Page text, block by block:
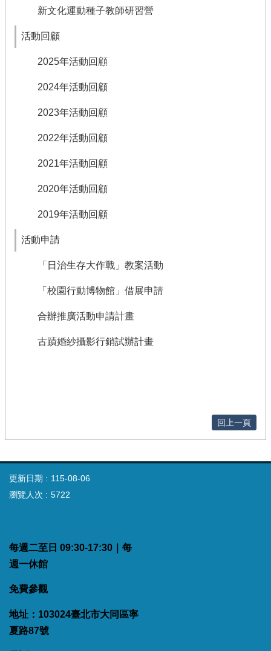
新文化運動種子教師研習營
活動回顧
2025年活動回顧
2024年活動回顧
2023年活動回顧
2022年活動回顧
2021年活動回顧
2020年活動回顧
2019年活動回顧
活動申請
「日治生存大作戰」教案活動
「校園行動博物館」借展申請
合辦推廣活動申請計畫
古蹟婚紗攝影行銷試辦計畫
回上一頁
更新日期
115-08-06
瀏覽人次
5722
每週二至日 09:30-17:30｜每
週一休館
免費參觀
地址：103024臺北市大同區寧
夏路87號